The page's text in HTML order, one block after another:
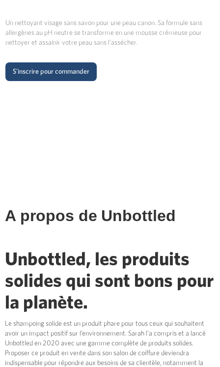
Un nettoyant visage sans savon pour une peau canon. Sa formule sans
allergènes au pH neutre se transforme en une mousse crémeuse pour
nettoyer et assainir votre peau sans l'assécher.
S'inscrire pour commander
A propos de Unbottled
Unbottled, les produits
solides qui sont bons pour
la planète.
Le shampoing solide est un produit phare pour tous ceux qui souhaitent
avoir un impact positif sur l’environnement. Sarah l'a compris et a lancé
Unbottled en 2020 avec une gamme complète de produits solides.
Proposer ce produit en vente dans son salon de coiffure deviendra
indispensable pour répondre aux besoins de sa clientèle, notamment la